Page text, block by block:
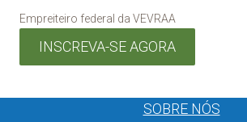
Empreiteiro federal da VEVRAA
INSCREVA-SE AGORA
SOBRE NÓS